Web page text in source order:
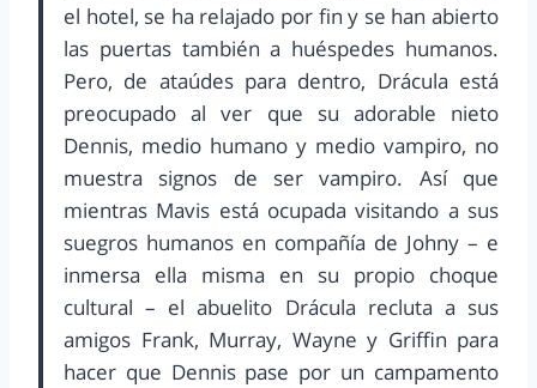
el hotel, se ha relajado por fin y se han abierto
las puertas también a huéspedes humanos.
Pero, de ataúdes para dentro, Drácula está
preocupado al ver que su adorable nieto
Dennis, medio humano y medio vampiro, no
muestra signos de ser vampiro. Así que
mientras Mavis está ocupada visitando a sus
suegros humanos en compañía de Johny – e
inmersa ella misma en su propio choque
cultural – el abuelito Drácula recluta a sus
amigos Frank, Murray, Wayne y Griffin para
hacer que Dennis pase por un campamento